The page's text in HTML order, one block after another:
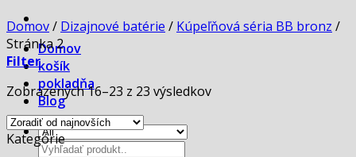
Domov
košík
pokladňa
Blog
Hľadať:
Domov/ Dizajnové batérie / Kúpeľňová séria BB bronz /
Stránka 2
Filter
Zobrazených 16–23 z 23 výsledkov
Kategórie